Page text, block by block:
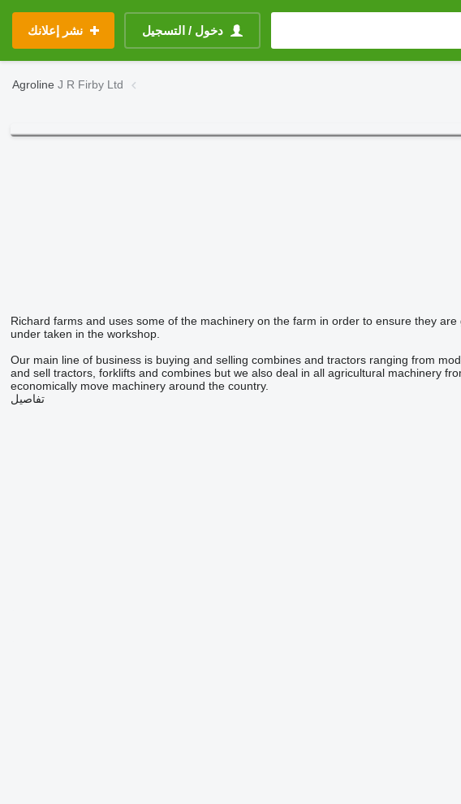
دخول / التسجيل نشر إعلانك
Agroline J R Firby Ltd
Richard farms and uses some of the machinery on the farm in order to ensure they
under taken in the workshop.
Our main line of business is buying and selling combines and tractors ranging from
and sell tractors, forklifts and combines but we also deal in all agricultural machinery
economically move machinery around the country.
تفاصيل